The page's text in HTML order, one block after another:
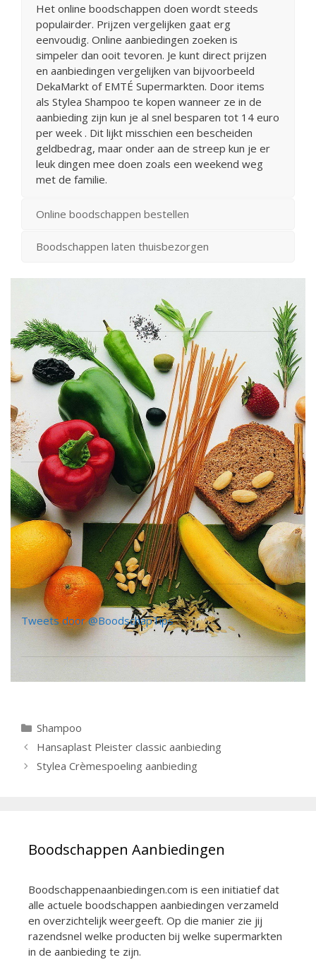
Het online boodschappen doen wordt steeds
populairder. Prijzen vergelijken gaat erg
eenvoudig. Online aanbiedingen zoeken is
simpeler dan ooit tevoren. Je kunt direct prijzen
en aanbiedingen vergelijken van bijvoorbeeld
DekaMarkt of EMTÉ Supermarkten. Door items
als Stylea Shampoo te kopen wanneer ze in de
aanbieding zijn kun je al snel besparen tot 14 euro
per week . Dit lijkt misschien een bescheiden
geldbedrag, maar onder aan de streep kun je er
leuk dingen mee doen zoals een weekend weg
met de familie.
Online boodschappen bestellen
Boodschappen laten thuisbezorgen
Tweets door @BoodschapTips
Categorieën
Shampoo
Berichtnavigatie
Hansaplast Pleister classic aanbieding
Stylea Crèmespoeling aanbieding
Boodschappen Aanbiedingen
Boodschappenaanbiedingen.com is een initiatief dat
alle actuele boodschappen aanbiedingen verzameld
en overzichtelijk weergeeft. Op die manier zie jij
razendsnel welke producten bij welke supermarkten
in de aanbieding te zijn.